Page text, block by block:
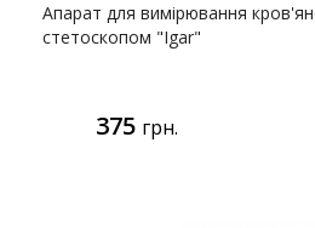
Апарат для вимірювання
стетоскопом "Igar"
375 грн.